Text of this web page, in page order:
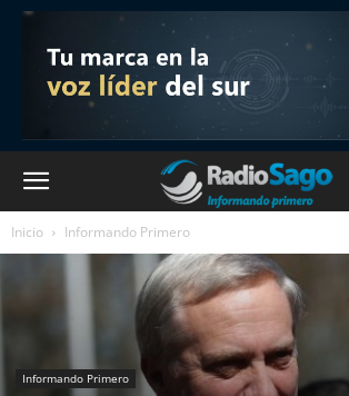
Inicio Informando Primero
Informando Primero